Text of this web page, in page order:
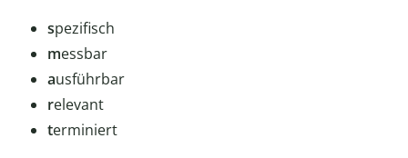
spezifisch
messbar
ausführbar
relevant
terminiert